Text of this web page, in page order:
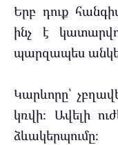
Երբ դուք
ինչ է
պարզապես
Կարևորը՝
կռվի։ Ավելի
ձևակերպումը։